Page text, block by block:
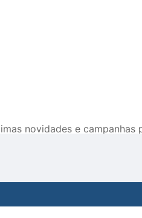
novidades e campanhas